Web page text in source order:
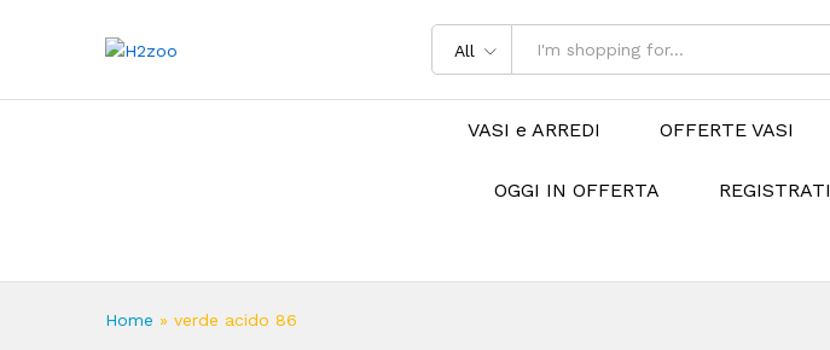
All
VASI e ARREDI OFFERTE VASI
OGGI IN OFFERTA REGISTRATI
Home » verde acido 86